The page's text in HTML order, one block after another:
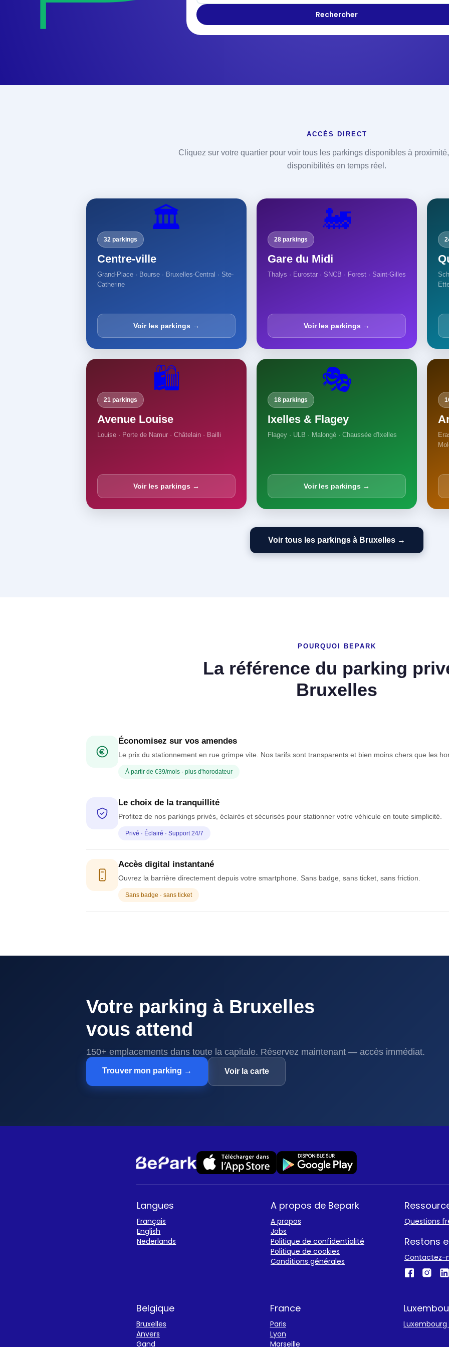
ACCÈS DIRECT
Cliquez sur votre quartier pour voir tous les parkings disponibles à
disponibilités en temps réel.
🏛️
32 parkings
Centre-ville
Grand-Place · Bourse · Bruxelles-Central · Ste-
Catherine
Voir les parkings →
🚂
28 parkings
Gare du Midi
Thalys · Eurostar · SNCB · Forest · Saint-Gilles
Voir les parkings →
🛍️
21 parkings
Avenue Louise
Louise · Porte de Namur · Châtelain · Bailli
Voir les parkings →
🎭
18 parkings
Ixelles & Flagey
Flagey · ULB · Malongé · Chaussée d'Ixelles
Voir les parkings →
Voir tous les parkings à Bruxelles →
POURQUOI BEPARK
La référence du parking
Bruxelles
Économisez sur vos amendes
Le prix du stationnement en rue grimpe vite. Nos tarifs sont transparents et bien moins chers que les
À partir de €39/mois · plus d'horodateur
Le choix de la tranquillité
Profitez de nos parkings privés, éclairés et sécurisés pour stationner votre véhicule en toute simplicité.
Privé · Éclairé · Support 24/7
Accès digital instantané
Ouvrez la barrière directement depuis votre smartphone. Sans badge, sans ticket, sans friction.
Sans badge · sans ticket
Votre parking à Bruxelles
vous attend
150+ emplacements dans toute la capitale. Réservez maintenant — accès immédiat.
Trouver mon parking → Voir la carte
Langues
Français
English
Nederlands
A propos de Bepark
A propos
Jobs
Politique de confidentialité
Politique de cookies
Conditions générales
Questions
Restons
Contactez-
Belgique
Bruxelles
Anvers
Gand
France
Paris
Lyon
Marseille
Luxembourg